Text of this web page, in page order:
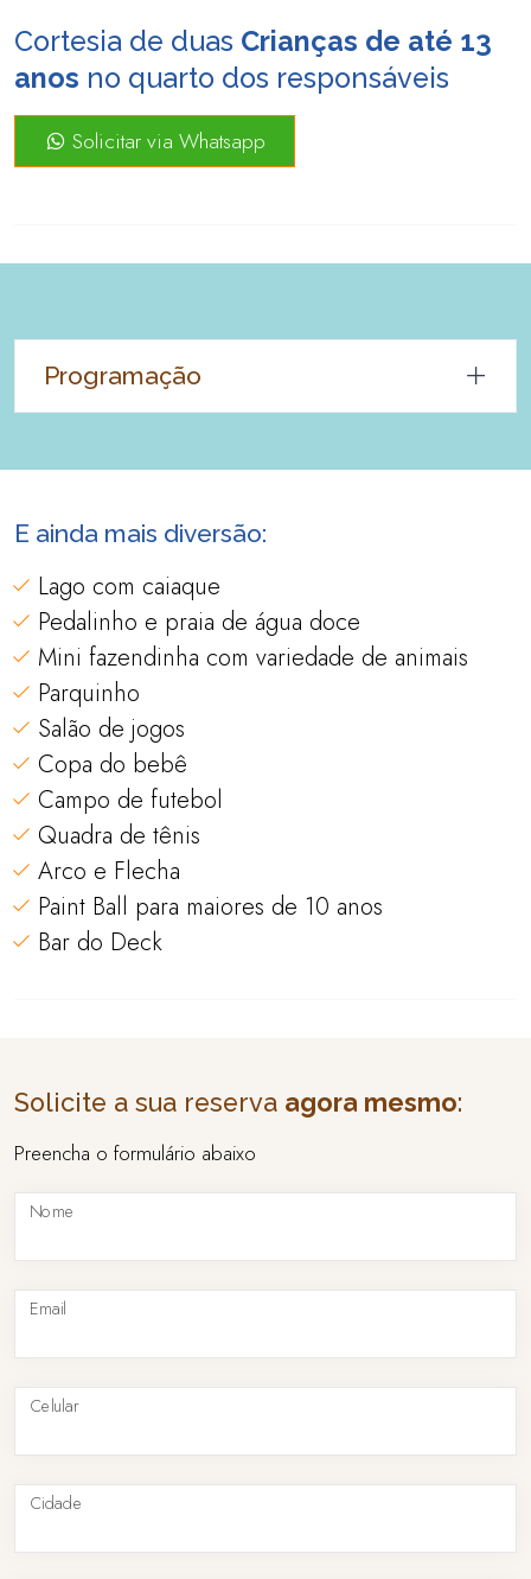
Cortesia de duas Crianças de até 13
anos no quarto dos responsáveis
Solicitar via Whatsapp
Programação
E ainda mais diversão:
Lago com caiaque
Pedalinho e praia de água doce
Mini fazendinha com variedade de animais
Parquinho
Salão de jogos
Copa do bebê
Campo de futebol
Quadra de tênis
Arco e Flecha
Paint Ball para maiores de 10 anos
Bar do Deck
Solicite a sua reserva agora mesmo:
Preencha o formulário abaixo
Nome
Email
Celular
Cidade